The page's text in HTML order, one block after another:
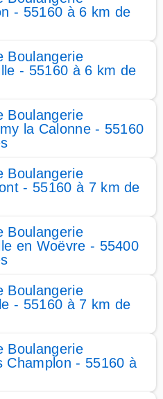
- 55160 à 6 km de
Boulangerie
- 55160 à 6 km de
Boulangerie
la Calonne - 55160
Boulangerie
- 55160 à 7 km de
Boulangerie
en Woëvre - 55400
Boulangerie
- 55160 à 7 km de
Boulangerie
Champlon - 55160 à